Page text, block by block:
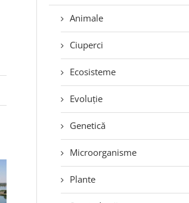
Animale
Ciuperci
Ecosisteme
Evoluție
Genetică
Microorganisme
Plante